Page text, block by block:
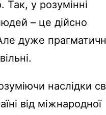
Так, у розумінні
– це дійсно
дуже
наслідки
від міжнародної